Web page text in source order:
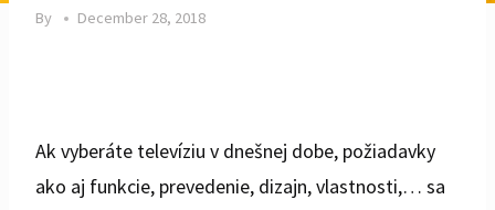
By December 28, 2018
Ak vyberáte televíziu v dnešnej dobe, požiadavky
ako aj funkcie, prevedenie, dizajn, vlastnosti,… sa